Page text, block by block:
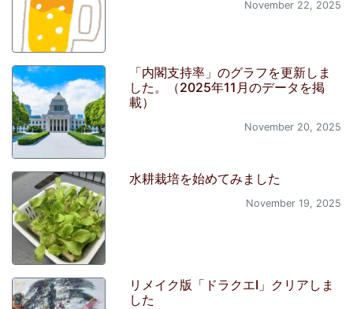
November 22, 2025
「内閣支持率」のグラフを更新しま
した。（2025年11月のデータを掲
載）
November 20, 2025
水耕栽培を始めてみました
November 19, 2025
リメイク版「ドラクエI」クリアしま
した